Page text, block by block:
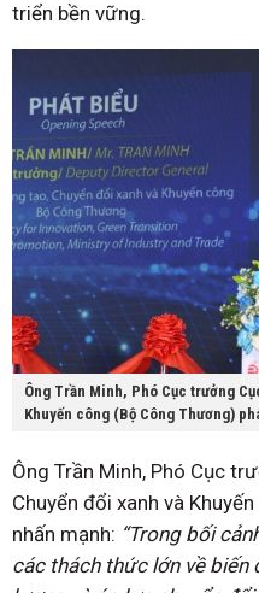
triển bền vững.
Ông Trần Minh, Phó Cục trưởng
Khuyến công (Bộ Công Thương)
Ông Trần Minh, Phó Cục
Chuyển đổi xanh và
nhấn mạnh: “Trong bối
các thách thức lớn về biến